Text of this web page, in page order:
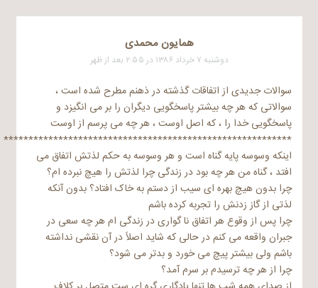
همایون محمدی
دوشنبه ۷ خرداد ۱۳۸۶ در ۲:۵۵ بعد از ظهر
سوالات جدیدی از اتفاقات گذشته در ذهنم مطرح شده است ،
سوالاتی که هر چه بیشتر پاسخگویی دیگران را بر می انگیزد و
پاسخگویی خدا را ، که اصل اوست ، هر چه می پرسم از اوست
**********************************************************
اینکه وسوسه پایه گناه است و هر وسوسه به حکم لذتش اتفاق می
افتد ، گناه من هر چه بود در زندگی چرا لذتش را هیچ نبرده ام؟
چرا بدون هیچ بهره ای سیب از دستم به خاک افتاد؟ بدون آنکه
لذتی از گاز زدنش را تجربه کرده باشم
چرا پس از وقوع هر اتفاق نا گواری در زندگی ام هر چه سعی در
جبران واقعه می کنم در حالی که شاید اصلاً در آن نقشی نداشته
باشم ولی بیشتر پیچ می خورد و بدتر می شود؟
چرا از هر چه ترسیدم بر سرم آمد؟